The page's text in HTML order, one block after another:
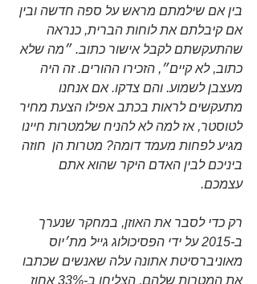
בין אם שילמתם מראש על ספה חדשה ובין
אם קיבלתם את לוחות הברית, כנראה
שהתעקשתם לקבל אישור כתוב. ״מה שלא
כתוב, לא קיים״, הזכירו ההורים. זה היה
מעצבן לשמוע. והם צדקו. אם אנחנו
מתעקשים לראות בכתב אפילו הצעת מחיר
לטוסטר, אז למה לא להניח שלמטרות חיינו
מגיע לפחות מעמד דומה? מטרות הן  חוזה
ביניכם לבין האדם היקר שהוא אתם
עצמכם.
רק כדי לסבר את האוזן, במחקר שנערך
ב-2015 על ידי הפסיכולוג גייל מת׳יוס
מאוניברסיטת אתונה עלה שאנשים שכתבו
את המטרות שלהם, הצליחו ב-33% אחוז